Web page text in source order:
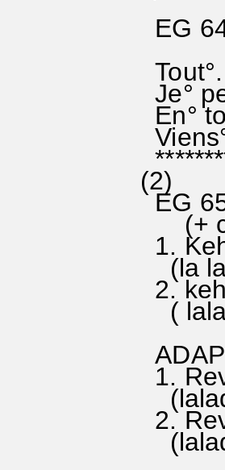
EG
Je°
En°
(2)
EG
(+
1.
(la
2.
( lala
1.
2.